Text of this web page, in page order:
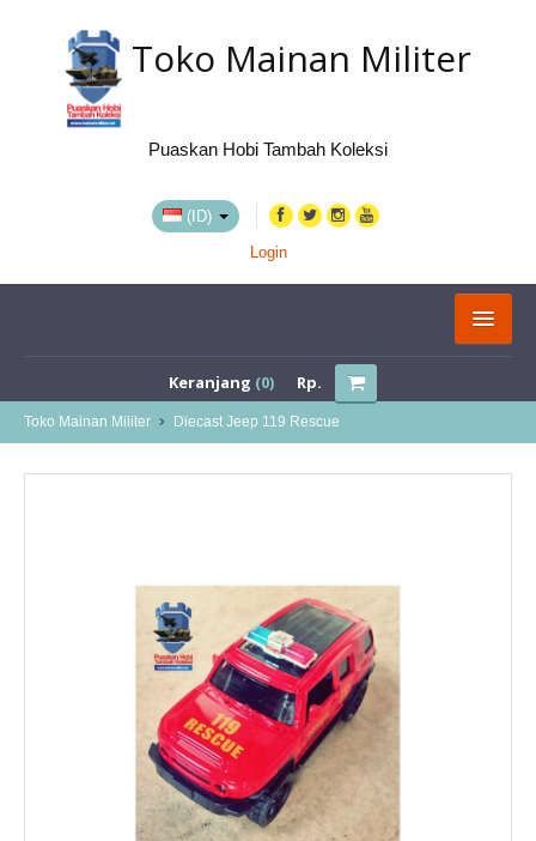
Toko Mainan Militer
Puaskan Hobi Tambah Koleksi
(ID)
Login
BELI VIA MARKETPLACE
TENTANG KAMI
KONTAK KAMI
Keranjang (0) Rp.
Toko Mainan Militer Diecast Jeep 119 Rescue